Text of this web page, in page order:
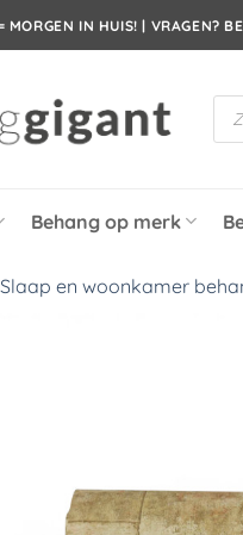
MORGEN IN HUIS! | VRAGEN?
Behang op merk
Slaap en woonkamer